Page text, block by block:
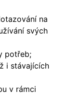
na
svých
potřeb;
i stávajících
v rámci